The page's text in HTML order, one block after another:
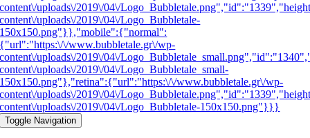
content\/uploads\/2019\/04\/
content\/uploads\/2019\/04\/Logo_Bubbletale-
150x150.png"}},"mobile":{"normal":
{"url":"https:\/\/www.bubbletale.gr\/wp-
content\/uploads\/2019\/04\/
content\/uploads\/2019\/04\/Logo_Bubbletale_small-
150x150.png"},"retina":{"url":"https:\/\/www.bubbletale.gr\/wp-
content\/uploads\/2019\/04\/
content\/uploads\/2019\/04\/Logo_Bubbletale-150x150.png"}}}
Toggle Navigation